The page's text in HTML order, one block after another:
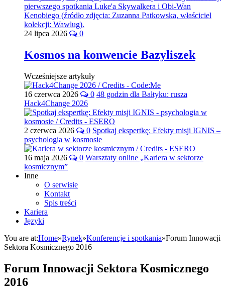
24 lipca 2026 0
Kosmos na konwencie Bazyliszek
Wcześniejsze artykuły
16 czerwca 2026 0 48 godzin dla Bałtyku: rusza
Hack4Change 2026
2 czerwca 2026 0 Spotkaj ekspertkę: Efekty misji IGNIS –
psychologia w kosmosie
16 maja 2026 0 Warsztaty online „Kariera w sektorze
kosmicznym”
Inne
O serwisie
Kontakt
Spis treści
Kariera
Języki
You are at:Home»Rynek»Konferencje i spotkania»Forum Innowacji
Sektora Kosmicznego 2016
Forum Innowacji Sektora Kosmicznego
2016